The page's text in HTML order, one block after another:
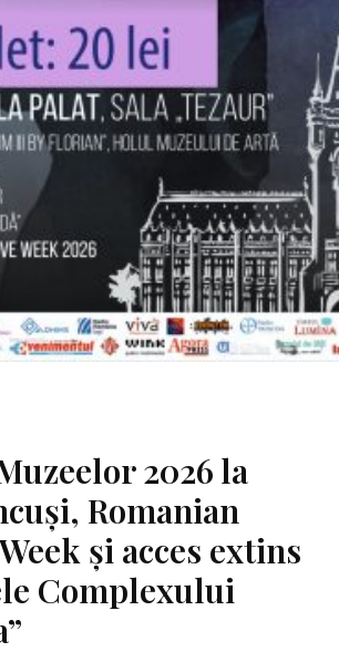
2026 la
Romanian
și acces extins
Complexului